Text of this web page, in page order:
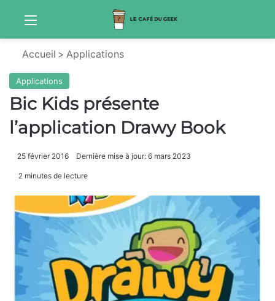
Accueil > Applications
Applications
Bic Kids présente
l’application Drawy Book
25 février 2016 Dernière mise à jour: 6 mars 2023
2 minutes de lecture